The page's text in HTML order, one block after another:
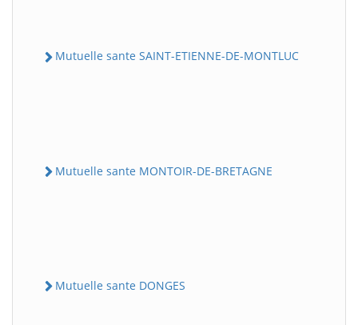
Mutuelle sante SAINT-ETIENNE-DE-MONTLUC
Mutuelle sante MONTOIR-DE-BRETAGNE
Mutuelle sante DONGES